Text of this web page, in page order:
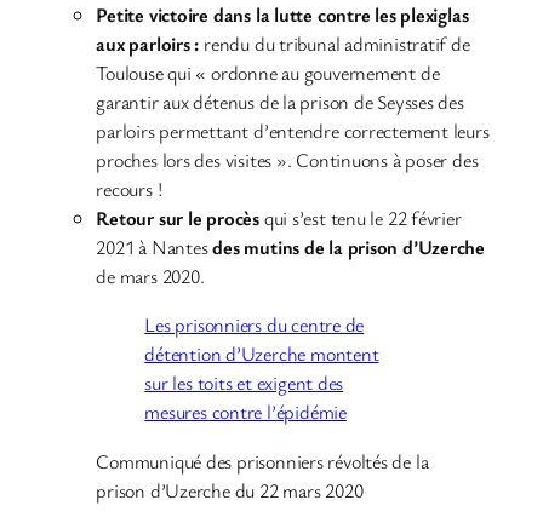
Petite victoire dans la lutte contre les plexiglas
aux parloirs : rendu du tribunal administratif de
Toulouse qui « ordonne au gouvernement de
garantir aux détenus de la prison de Seysses des
parloirs permettant d’entendre correctement leurs
proches lors des visites ». Continuons à poser des
recours !
Retour sur le procèsqui s’est tenu le 22 février
2021 à Nantesdes mutins de la prison d’Uzerche
de mars 2020.
Les prisonniers du centre de
détention d’Uzerche montent
sur les toits et exigent des
mesures contre l’épidémie
Communiqué des prisonniers révoltés de la
prison d’Uzerche du 22 mars 2020